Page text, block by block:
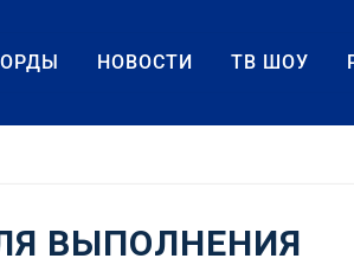
НОВОСТИ ТВ ШОУ
ВЫПОЛНЕНИЯ